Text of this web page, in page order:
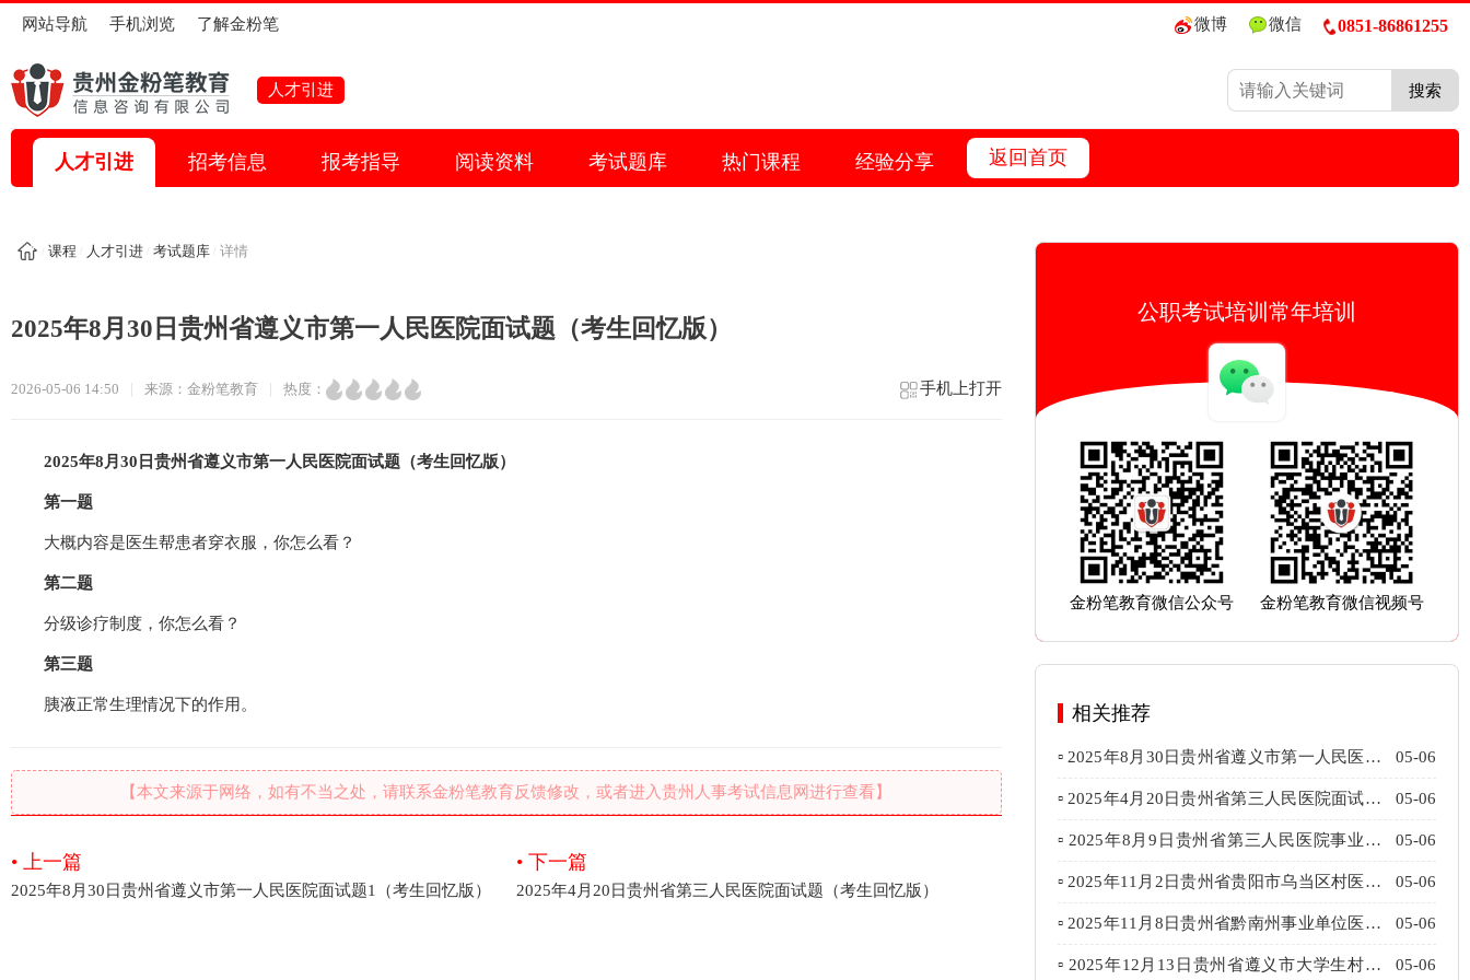
网站导航
全部考试
省考 国家公务员 事业单位
医疗卫生 信用社招考 银行招考 人才引进
其它考试
手机浏览 了解金粉笔 微博 微信 0851-86861255
人才引进 搜索
人才引进 招考信息 报考指导 阅读资料 考试题库 热门课程 经验分享 返回首页
课程 人才引进 考试题库 详情
2025年8月30日贵州省遵义市第一人民医院面试题（考生回忆版）
2026-05-06 14:50 | 来源：金粉笔教育 | 热度： 手机上打开
2025年8月30日贵州省遵义市第一人民医院面试题（考生回忆版）
第一题
大概内容是医生帮患者穿衣服，你怎么看？
第二题
分级诊疗制度，你怎么看？
第三题
胰液正常生理情况下的作用。
【本文来源于网络，如有不当之处，请联系金粉笔教育反馈修改，或者进入贵州人事考试信息网进行查看】
• 上一篇
2025年8月30日贵州省遵义市第一人民医院面试题1（考生回忆版）
• 下一篇
2025年4月20日贵州省第三人民医院面试题（考生回忆版）
公职考试培训常年培训
金粉笔教育微信公众号 金粉笔教育微信视频号
相关推荐
▫ 2025年8月30日贵州省遵义市第一人民医院
面试题1（考生回忆版）
05-06
▫ 2025年4月20日贵州省第三人民医院面试题
（考生回忆版）
05-06
▫ 2025年8月9日贵州省第三人民医院事业单
位面试题（考生回忆版）
05-06
▫ 2025年11月2日贵州省贵阳市乌当区村医面
试题（考生回忆版）
05-06
▫ 2025年11月8日贵州省黔南州事业单位医疗
岗面试题（考试回忆版）
05-06
▫ 2025年12月13日贵州省遵义市大学生村医 05-06